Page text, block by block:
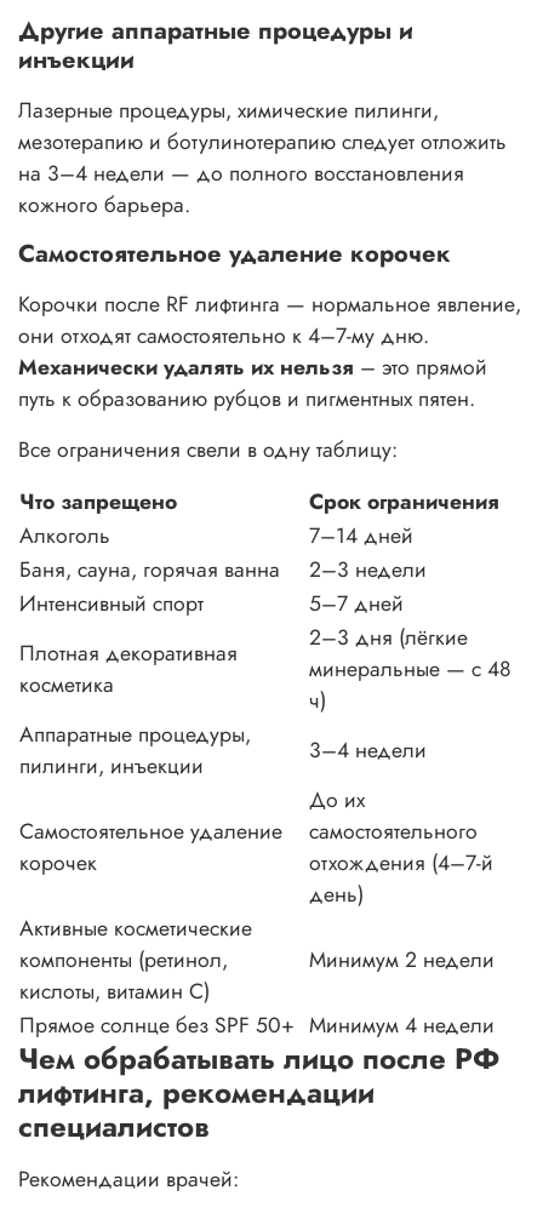
Другие аппаратные процедуры и
инъекции
Лазерные процедуры, химические пилинги,
мезотерапию и ботулинотерапию следует отложить
на 3–4 недели — до полного восстановления
кожного барьера.
Самостоятельное удаление корочек
Корочки после RF лифтинга — нормальное явление,
они отходят самостоятельно к 4–7-му дню.
Механически удалять их нельзя – это прямой
путь к образованию рубцов и пигментных пятен.
Все ограничения свели в одну таблицу:
Что запрещено
Срок ограничения
Алкоголь
7–14 дней
Баня, сауна, горячая ванна
2–3 недели
Интенсивный спорт
5–7 дней
Плотная декоративная
косметика
2–3 дня (лёгкие
минеральные — с 48
ч)
Аппаратные процедуры,
пилинги, инъекции
3–4 недели
Самостоятельное удаление
корочек
До их
самостоятельного
отхождения (4–7-й
день)
Активные косметические
компоненты (ретинол,
кислоты, витамин С)
Минимум 2 недели
Прямое солнце без SPF 50+ Минимум 4 недели
Чем обрабатывать лицо после РФ
лифтинга, рекомендации
специалистов
Рекомендации врачей: